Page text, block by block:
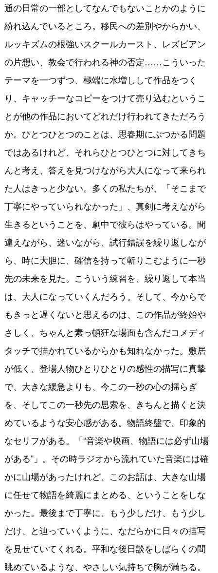
通の日常の一部としてなんでもないことかのように
紛れ込んでいるところ。移民への差別やからかい、
ルッキズムの根強いスクールカースト、レズビアン
の片想い、教会で行われる神の否定……こういった
テーマを一つずつ、極端に水増しして作品をつく
り、キャッチーなコピーをつけて売り込むというこ
とが他の作品においてどれだけ行われてきただろう
か。ひとつひとつのことは、思春期にぶつかる問題
ではあるけれど、それらひとつひとつに対してきち
んと考え、答えを見つけながら大人になって来られ
た人はきっと少ない。多くの私たちが、「そこまで
丁寧にやっていられなかった」、真剣に考えながら
生きるということを、劇中で彼らはやっている。間
違えながら、迷いながら、試行錯誤を繰り返しなが
ら、時に大胆に、確信を持って斬りこむように一秒
先の未来を見た。こういう練習を、繰り返して本当
は、大人になっていくんだろう。そして、今からで
もきっと遅くないと思えるのは、この作品が終始や
さしく、ちゃんと素っ頓狂な場面も含んだコメディ
タッチで描かれているからかも知れなかった。敷居
が低く、登場人物ひとりひとりの感性の描写に真摯
で、大きな緩急よりも、今この一秒の心の揺らぎ
を、そしてこの一秒先の思索を、きちんと描くと決
めているような安心感がある。物語終盤で、印象的
なセリフがある。「“音楽や映画、物語には必ず山場
がある”」。その時ラジオから流れていた音楽には確
かに山場があったけれど、このお話は、大きな山場
に任せて物語を綺麗にまとめる、ということをしな
かった。最後まで丁寧に、もう少しだけ、もう少し
だけ、と辿っていくように、なだらかに日々の描写
を見せていてくれる。平和な後日談をしばらくの間
眺めているような、やさしい気持ちで胸が満ちる。